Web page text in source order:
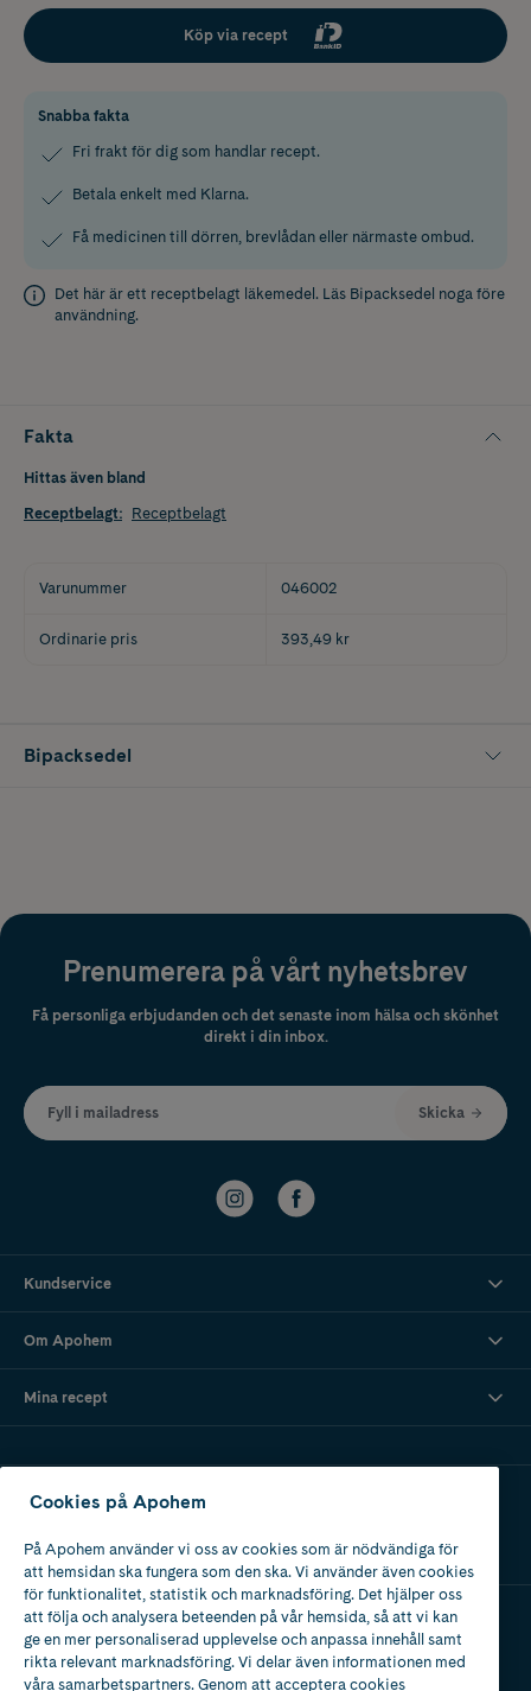
Köp via recept
Snabba fakta
Fri frakt för dig som handlar recept.
Betala enkelt med Klarna.
Få medicinen till dörren, brevlådan eller närmaste ombud.
Det här är ett receptbelagt läkemedel. Läs Bipacksedel noga före
användning.
Fakta
Hittas även bland
Receptbelagt: Receptbelagt
Varunummer 046002
Ordinarie pris 393,49 kr
Bipacksedel
Prenumerera på vårt nyhetsbrev
Få personliga erbjudanden och det senaste inom hälsa och skönhet
direkt i din inbox.
Fyll i mailadress Skicka
Kundservice
Om Apohem
Mina recept
Ladda ner vår app
Apotek med tillstånd
av Läkemedelsverket
Cookies på Apohem
På Apohem använder vi oss av cookies som är nödvändiga för
att hemsidan ska fungera som den ska. Vi använder även cookies
för funktionalitet, statistik och marknadsföring. Det hjälper oss
att följa och analysera beteenden på vår hemsida, så att vi kan
ge en mer personaliserad upplevelse och anpassa innehåll samt
rikta relevant marknadsföring. Vi delar även informationen med
våra samarbetspartners. Genom att acceptera cookies